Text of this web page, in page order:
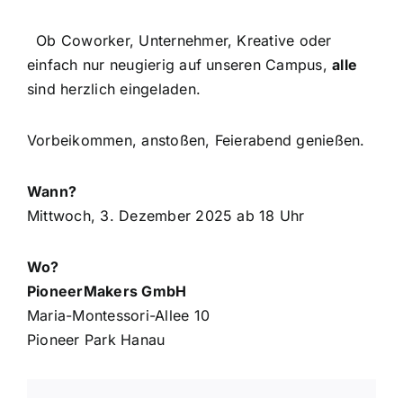
Ob Coworker, Unternehmer, Kreative oder
einfach nur neugierig auf unseren Campus,alle
sind herzlich eingeladen.
Vorbeikommen, anstoßen, Feierabend genießen.
Wann?
Mittwoch, 3. Dezember 2025 ab 18 Uhr
Wo?
PioneerMakers GmbH
Maria-Montessori-Allee 10
Pioneer Park Hanau